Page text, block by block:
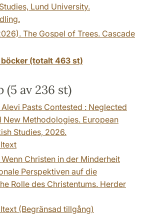
Lund University.
The Gospel of Trees. Cascade
(totalt 463 st)
(5 av 236 st)
Pasts Contested : Neglected
New Methodologies. European
Studies, 2026.
Christen in der Minderheit
Perspektiven auf die
Rolle des Christentums. Herder
(Begränsad tillgång)